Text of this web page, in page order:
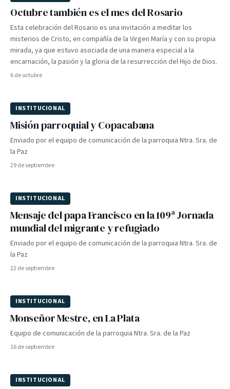
Octubre también es el mes del Rosario
Esta celebración del Rosario es una invitación a meditar los
misterios de Cristo, en compañía de la Virgen María y con su propia
mirada, ya que estuvo asociada de una manera especial a la
encarnación, la pasión y la gloria de la resurrección del Hijo de Dios.
6 de octubre
INSTITUCIONAL
Misión parroquial y Copacabana
Enviado por el equipo de comunicación de la parroquia Ntra. Sra. de
la Paz
29 de septiembre
INSTITUCIONAL
Mensaje del papa Francisco en la 109ª Jornada
mundial del migrante y refugiado
Enviado por el equipo de comunicación de la parroquia Ntra. Sra. de
la Paz
22 de septiembre
INSTITUCIONAL
Monseñor Mestre, en La Plata
Equipo de comunicación de la parroquia Ntra. Sra. de la Paz
16 de septiembre
INSTITUCIONAL